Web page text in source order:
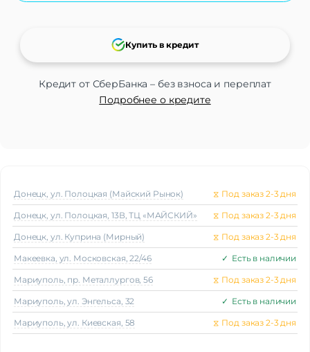
Кредит от СберБанка – без взноса и переплат
Подробнее о кредите
Купить в кредит
Донецк, ул. Полоцкая (Майский Рынок) ⧖ Под заказ 2-3 дня
Донецк, ул. Полоцкая, 13В, ТЦ «МАЙСКИЙ» ⧖ Под заказ 2-3 дня
Донецк, ул. Куприна (Мирный) ⧖ Под заказ 2-3 дня
Макеeвка, ул. Московская, 22/46 ✓ Есть в наличии
Мариуполь, пр. Металлургов, 56 ⧖ Под заказ 2-3 дня
Мариуполь, ул. Энгельса, 32 ✓ Есть в наличии
Мариуполь, ул. Киевская, 58 ⧖ Под заказ 2-3 дня